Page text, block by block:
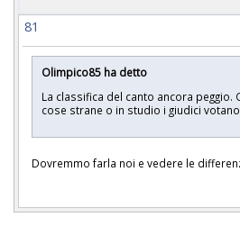
81
Olimpico85 ha detto
La classifica del canto ancora peggio.
cose strane o in studio i giudici
Dovremmo farla noi e vedere le